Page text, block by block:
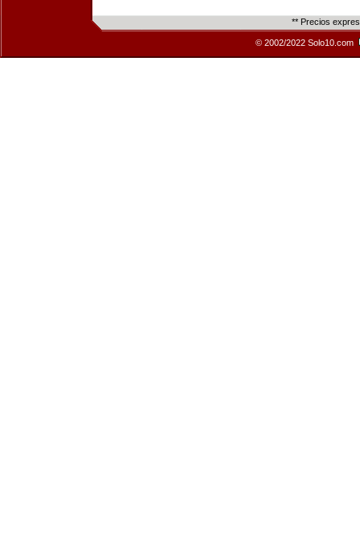
** Precios
© 2002/2022 Solo10.com